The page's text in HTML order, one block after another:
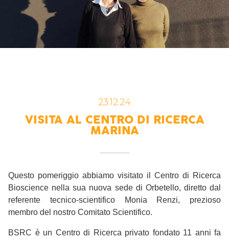
VISITA AL CENTRO DI RICERCA
MARINA
23.12.24
Questo pomeriggio abbiamo visitato il Centro di Ricerca
Bioscience nella sua nuova sede di Orbetello, diretto dal
referente tecnico-scientifico Monia Renzi, prezioso
membro del nostro Comitato Scientifico.
BSRC è un Centro di Ricerca privato fondato 11 anni fa